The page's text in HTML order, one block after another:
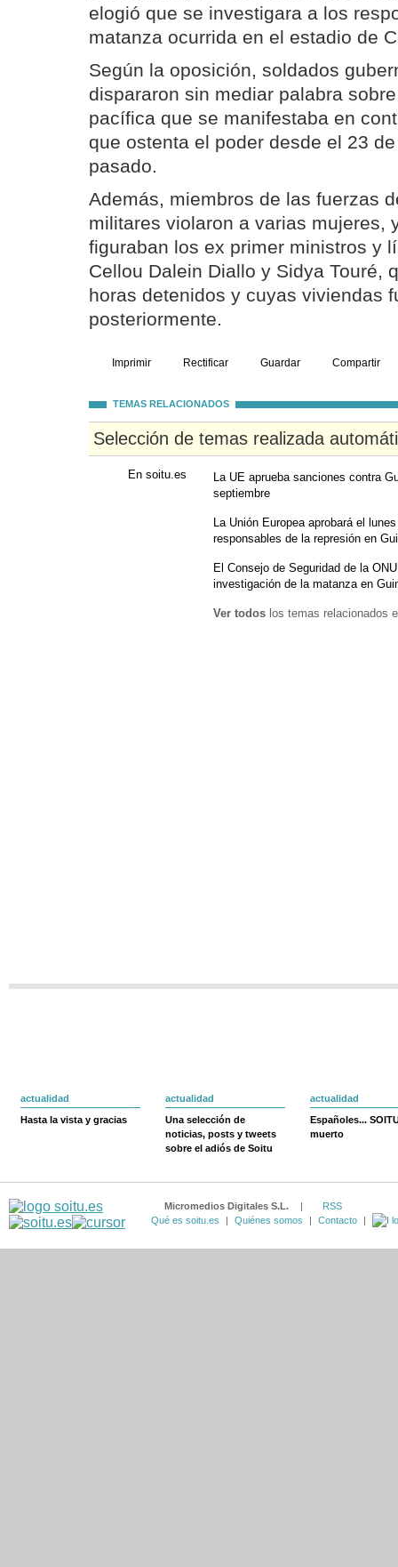
elogió que se investigara a los
matanza ocurrida en el estadio de
Según la oposición, soldados
dispararon sin mediar palabra
pacífica que se manifestaba en
que ostenta el poder desde el 23
pasado.
Además, miembros de las fuerzas
militares violaron a varias mujeres,
figuraban los ex primer ministros y
Cellou Dalein Diallo y Sidya Touré,
horas detenidos y cuyas viviendas
posteriormente.
Imprimir Rectificar Guardar Compartir
TEMAS RELACIONADOS
Selección de temas realizada
En soitu.es
La UE aprueba sanciones contra
septiembre
La Unión Europea aprobará el
responsables de la represión en
El Consejo de Seguridad de la
investigación de la matanza en
Ver todos los temas relacionados
actualidad
Hasta la vista y gracias
actualidad
Una selección de
noticias, posts y tweets
sobre el adiós de Soitu
actualidad
Españoles...
muerto
Micromedios Digitales S.L. |
RSS
Qué es soitu.es
| Quiénes somos | Contacto |